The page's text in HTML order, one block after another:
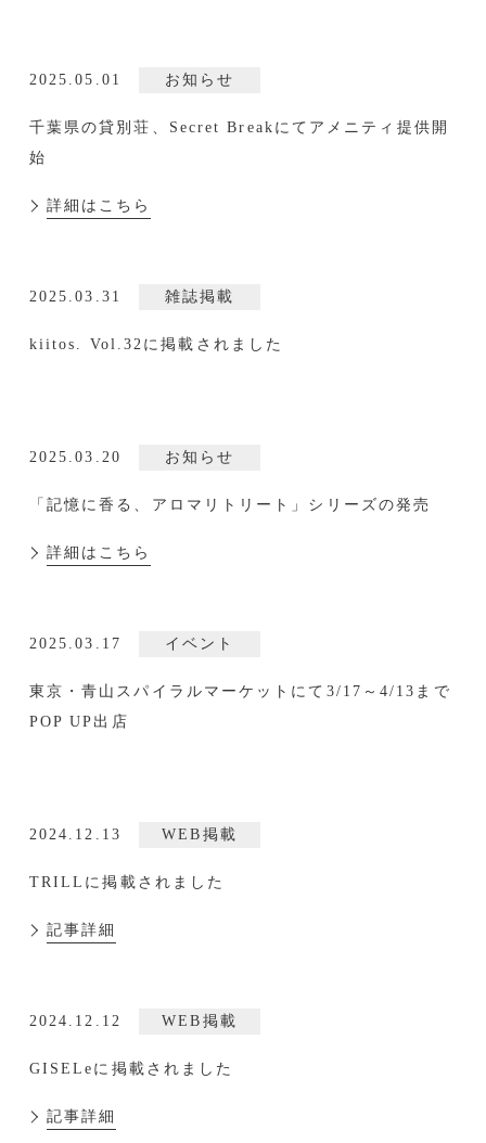
SKINCARE
HAIR / BODY CARE
ABOUT
PRESS & NEWS
SHOP LIST
PRIVACY POLICY
2025.05.01 お知らせ
千葉県の貸別荘、Secret Breakにてアメニティ提供開
始
詳細はこちら
2025.03.31 雑誌掲載
kiitos. Vol.32に掲載されました
2025.03.20 お知らせ
「記憶に香る、アロマリトリート」シリーズの発売
詳細はこちら
2025.03.17 イベント
東京・青山スパイラルマーケットにて3/17～4/13まで
POP UP出店
2024.12.13 WEB掲載
TRILLに掲載されました
記事詳細
2024.12.12 WEB掲載
GISELeに掲載されました
記事詳細